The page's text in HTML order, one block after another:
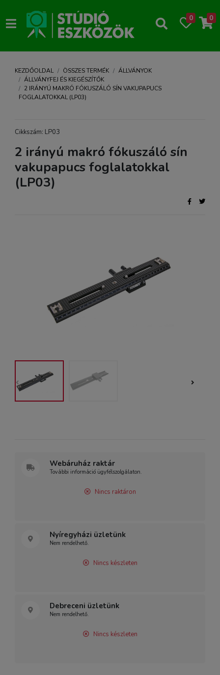
0 0
KEZDŐOLDAL ÖSSZES TERMÉK
ÁLLVÁNYOK
ÁLLVÁNYFEJ ÉS KIEGÉSZÍTŐK
2 IRÁNYÚ MAKRÓ FÓKUSZÁLÓ SÍN VAKUPAPUCS
FOGLALATOKKAL (LP03)
Cikkszám: LP03
2 irányú makró fókuszáló sín
vakupapucs foglalatokkal
(LP03)
Webáruház raktár
További információ ügyfélszolgálaton.
Nincs raktáron
Nyíregyházi üzletünk
Nem rendelhető.
Nincs készleten
Debreceni üzletünk
Nem rendelhető.
Nincs készleten